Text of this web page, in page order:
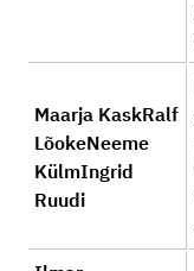
Maarja KaskRalf
LõokeNeeme
KülmIngrid
Ruudi